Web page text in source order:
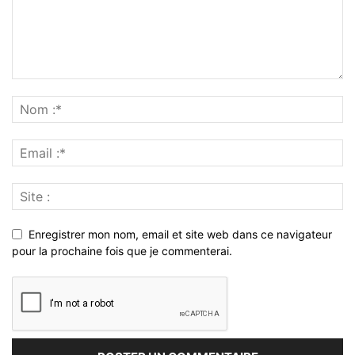
Enregistrer mon nom, email et site web dans ce navigateur
pour la prochaine fois que je commenterai.